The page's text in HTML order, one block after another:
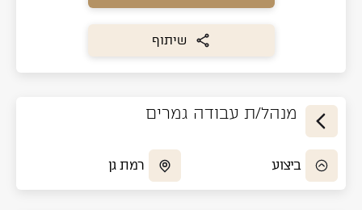
שיתוף
מנהל/ת עבודה גמרים
ביצוע רמת גן